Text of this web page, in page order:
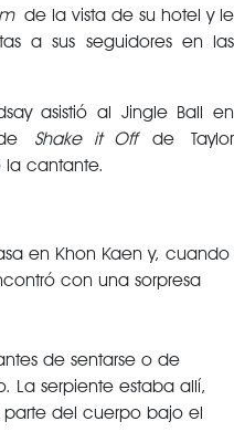
de la vista de su hotel y le
a sus seguidores en las
asistió al Jingle Ball en
Shake it Offde Taylor
la cantante.
en Khon Kaen y, cuando
con una sorpresa
de sentarse o de
La serpiente estaba allí,
del cuerpo bajo el